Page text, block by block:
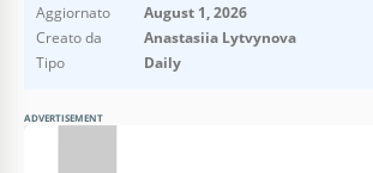
Aggiornato
August 1, 2026
Creato da
Anastasiia Lytvynova
Tipo
Daily
ADVERTISEMENT